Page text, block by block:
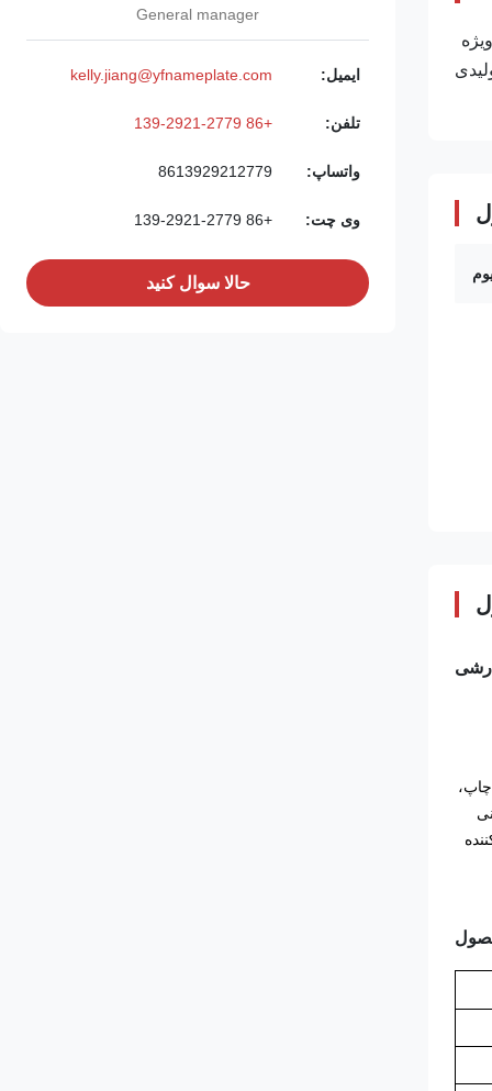
General manager
ایمیل: kelly.jiang@yfnameplate.com
تلفن: +86 139-2921-2779
واتساپ: 8613929212779
وی چت: +86 139-2921-2779
حالا سوال کنيد